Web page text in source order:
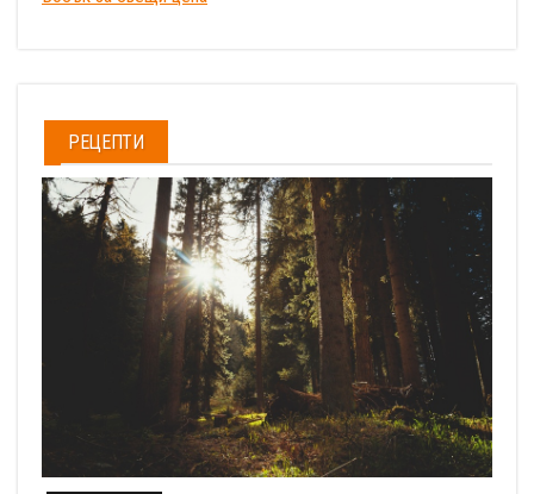
РЕЦЕПТИ